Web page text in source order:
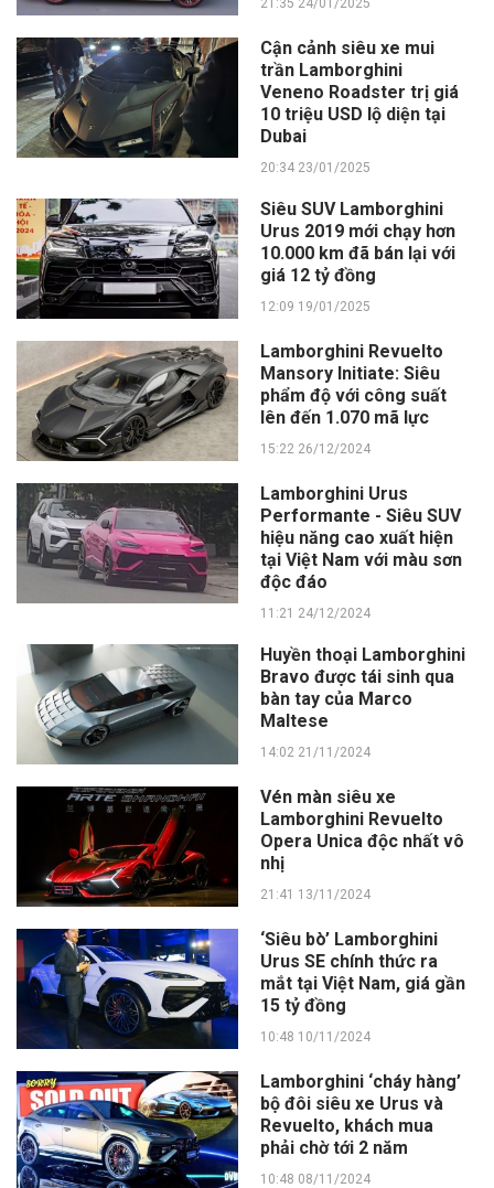
21:35 24/01/2025
Cận cảnh siêu xe mui
trần Lamborghini
Veneno Roadster trị giá
10 triệu USD lộ diện tại
Dubai
20:34 23/01/2025
Siêu SUV Lamborghini
Urus 2019 mới chạy hơn
10.000 km đã bán lại với
giá 12 tỷ đồng
12:09 19/01/2025
Lamborghini Revuelto
Mansory Initiate: Siêu
phẩm độ với công suất
lên đến 1.070 mã lực
15:22 26/12/2024
Lamborghini Urus
Performante - Siêu SUV
hiệu năng cao xuất hiện
tại Việt Nam với màu sơn
độc đáo
11:21 24/12/2024
Huyền thoại Lamborghini
Bravo được tái sinh qua
bàn tay của Marco
Maltese
14:02 21/11/2024
Vén màn siêu xe
Lamborghini Revuelto
Opera Unica độc nhất vô
nhị
21:41 13/11/2024
‘Siêu bò’ Lamborghini
Urus SE chính thức ra
mắt tại Việt Nam, giá gần
15 tỷ đồng
10:48 10/11/2024
Lamborghini ‘cháy hàng’
bộ đôi siêu xe Urus và
Revuelto, khách mua
phải chờ tới 2 năm
10:48 08/11/2024